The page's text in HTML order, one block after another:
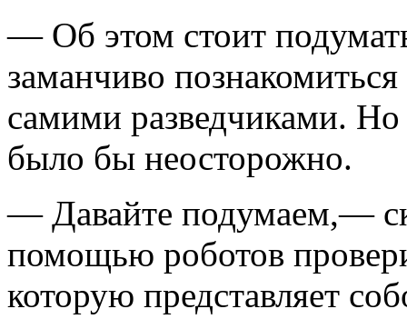
— Об этом стоит
заманчиво
самими разведчиками. Но
было бы неосторожно.
— Давайте подумаем,—
помощью роботов
которую представляет